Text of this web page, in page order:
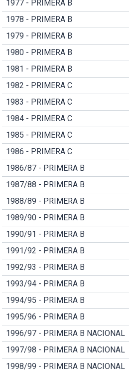
1977 - PRIMERA B
1978 - PRIMERA B
1979 - PRIMERA B
1980 - PRIMERA B
1981 - PRIMERA B
1982 - PRIMERA C
1983 - PRIMERA C
1984 - PRIMERA C
1985 - PRIMERA C
1986 - PRIMERA C
1986/87 - PRIMERA B
1987/88 - PRIMERA B
1988/89 - PRIMERA B
1989/90 - PRIMERA B
1990/91 - PRIMERA B
1991/92 - PRIMERA B
1992/93 - PRIMERA B
1993/94 - PRIMERA B
1994/95 - PRIMERA B
1995/96 - PRIMERA B
1996/97 - PRIMERA B NACIONAL
1997/98 - PRIMERA B NACIONAL
1998/99 - PRIMERA B NACIONAL